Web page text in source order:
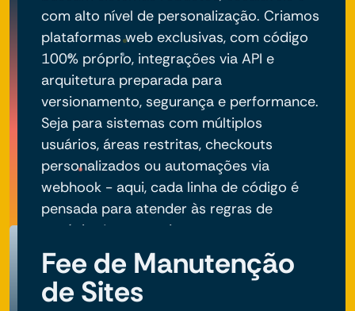
com alto nível de personalização. Criamos
plataformas web exclusivas, com código
100% próprio, integrações via API e
arquitetura preparada para
versionamento, segurança e performance.
Seja para sistemas com múltiplos
usuários, áreas restritas, checkouts
personalizados ou automações via
webhook - aqui, cada linha de código é
pensada para atender às regras de
negócio do seu projeto.
Fee de Manutenção
de Sites